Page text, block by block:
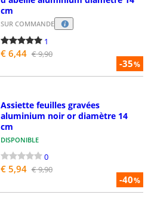
-35%
cm
SUR COMMANDE
1
€ 6,44 € 9,90
-40%
Assiette feuilles gravées
aluminium noir or diamètre 14
cm
DISPONIBLE
0
€ 5,94 € 9,90